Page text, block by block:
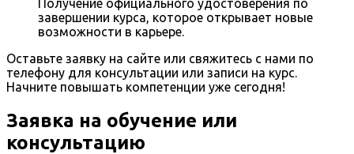
Получение официального удостоверения по
завершении курса, которое открывает новые
возможности в карьере.
Оставьте заявку на сайте или свяжитесь с нами по
телефону для консультации или записи на курс.
Начните повышать компетенции уже сегодня!
Заявка на обучение или
консультацию